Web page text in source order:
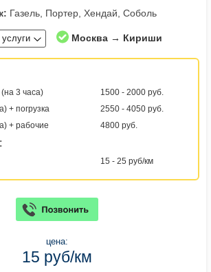
Газель, Портер, Хендай, Соболь
Москва → Кириши
3 часа)
1500 - 2000 руб.
+ погрузка
2550 - 4050 руб.
+ рабочие
4800 руб.
15 - 25 руб/км
цена:
15 руб/км